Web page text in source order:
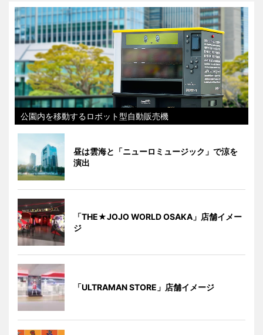
公園内を移動するロボット型自動販売機
昼は雲海と「ニューロミュージック」で涼を
演出
「THE★JOJO WORLD OSAKA」店舗イメー
ジ
「ULTRAMAN STORE」店舗イメージ